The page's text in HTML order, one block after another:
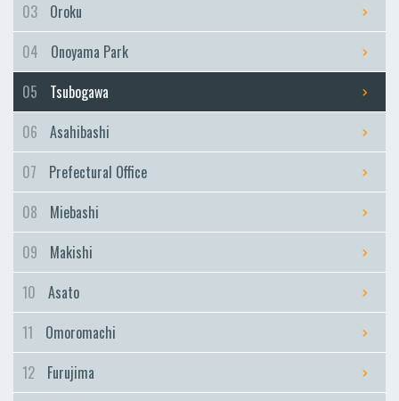
Asato
Naha City Hospital
Ishimine
Omoromachi
Gibo
03
Oroku
04
Onoyama Park
05
Tsubogawa
06
Asahibashi
07
Prefectural Office
08
Miebashi
09
Makishi
10
Asato
11
Omoromachi
12
Furujima